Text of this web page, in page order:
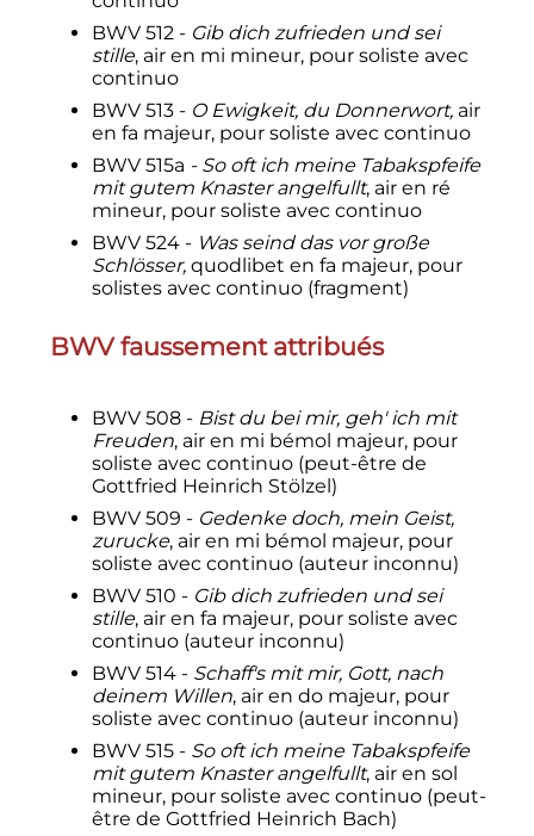
BWV 512 - Gib dich zufrieden und sei
stille, air en mi mineur, pour soliste avec
continuo
BWV 513 - O Ewigkeit, du Donnerwort, air
en fa majeur, pour soliste avec continuo
BWV 515a - So oft ich meine Tabakspfeife
mit gutem Knaster angelfullt, air en ré
mineur, pour soliste avec continuo
BWV 524 - Was seind das vor große
Schlösser, quodlibet en fa majeur, pour
solistes avec continuo (fragment)
BWV faussement attribués
BWV 508 - Bist du bei mir, geh' ich mit
Freuden, air en mi bémol majeur, pour
soliste avec continuo (peut-être de
Gottfried Heinrich Stölzel)
BWV 509 - Gedenke doch, mein Geist,
zurucke, air en mi bémol majeur, pour
soliste avec continuo (auteur inconnu)
BWV 510 - Gib dich zufrieden und sei
stille, air en fa majeur, pour soliste avec
continuo (auteur inconnu)
BWV 514 - Schaff's mit mir, Gott, nach
deinem Willen, air en do majeur, pour
soliste avec continuo (auteur inconnu)
BWV 515 - So oft ich meine Tabakspfeife
mit gutem Knaster angelfullt, air en sol
mineur, pour soliste avec continuo (peut-
être de Gottfried Heinrich Bach)